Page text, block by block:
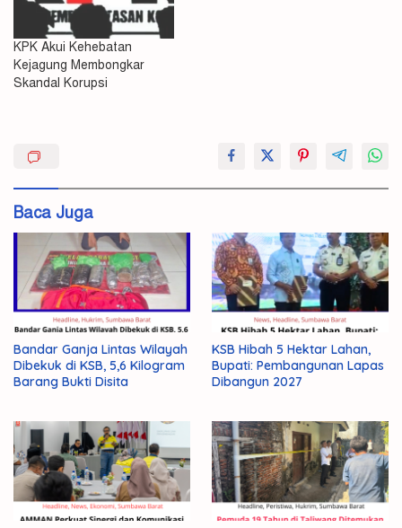
KPK Akui Kehebatan
Kejagung Membongkar
Skandal Korupsi
PT
Asabri
Uang
Baca Juga
Bandar Ganja Lintas Wilayah
Dibekuk di KSB, 5,6 Kilogram
Barang Bukti Disita
KSB Hibah 5 Hektar Lahan,
Bupati: Pembangunan Lapas
Dibangun 2027